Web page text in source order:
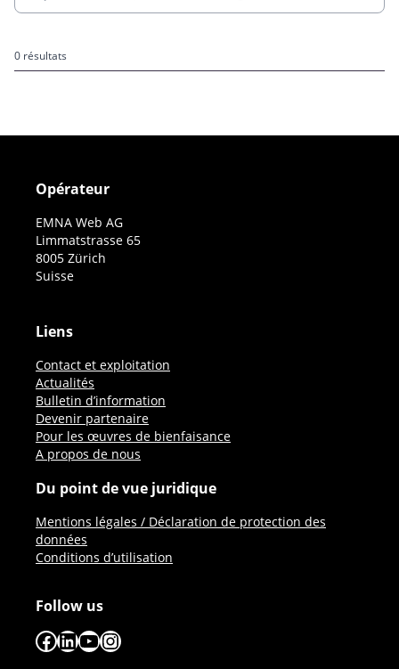
0 résultats
Opérateur
EMNA Web AG
Limmatstrasse 65
8005 Zürich
Suisse
Liens
Contact et exploitation
Actualités
Bulletin d’information
Devenir partenaire
Pour les œuvres de bienfaisance
A propos de nous
Du point de vue juridique
Mentions légales / Déclaration de protection des
données
Conditions d’utilisation
Follow us
Facebook
LinkedIn
YouTube
Instagram